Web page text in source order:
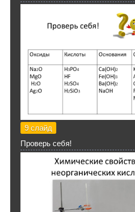
9 слайд
Проверь себя!